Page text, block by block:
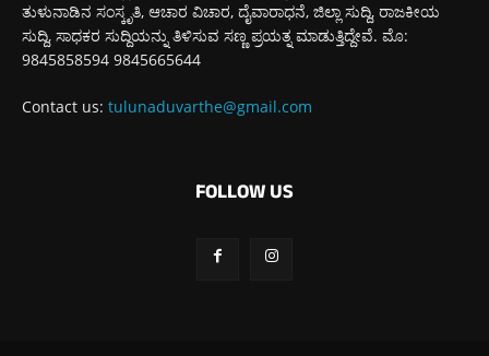
ತುಳುನಾಡಿನ ಸಂಸ್ಕೃತಿ, ಆಚಾರ ವಿಚಾರ, ದೈವಾರಾಧನೆ, ಜಿಲ್ಲಾ ಸುದ್ದಿ, ರಾಜಕೀಯ
ಸುದ್ದಿ, ಸಾಧಕರ ಸುದ್ದಿಯನ್ನು ತಿಳಿಸುವ ಸಣ್ಣ ಪ್ರಯತ್ನ ಮಾಡುತ್ತಿದ್ದೇವೆ. ಮೊ:
9845858594 9845665644
Contact us: tulunaduvarthe@gmail.com
FOLLOW US